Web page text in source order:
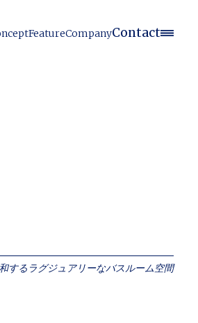
FeatureCompanyContact
するラグジュアリーなバスルーム空間